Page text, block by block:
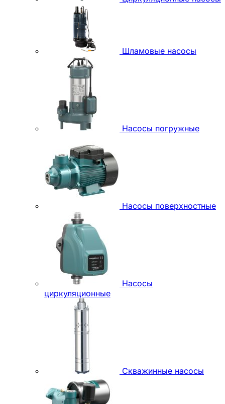
Шламовые насосы
Насосы погружные
Насосы поверхностные
Насосы
циркуляционные
Скважинные насосы